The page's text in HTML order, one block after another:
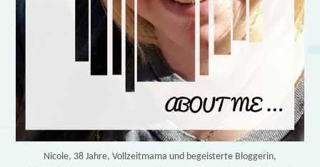
Nicole, 38 Jahre, Vollzeitmama und begeisterte Bloggerin,